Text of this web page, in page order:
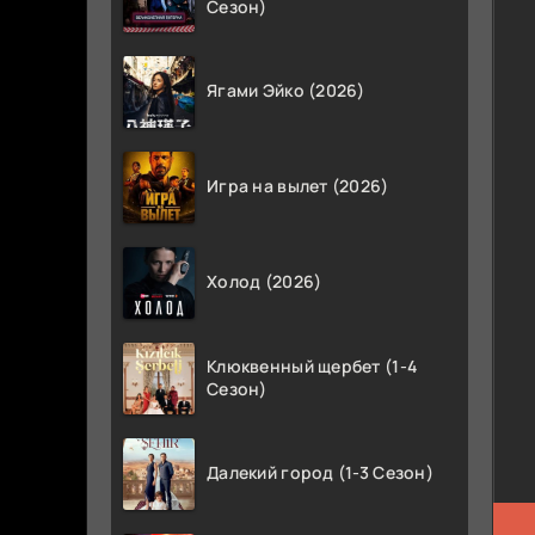
Сезон)
Ягами Эйко (2026)
Игра на вылет (2026)
Холод (2026)
Клюквенный щербет (1-4
Сезон)
Далекий город (1-3 Сезон)